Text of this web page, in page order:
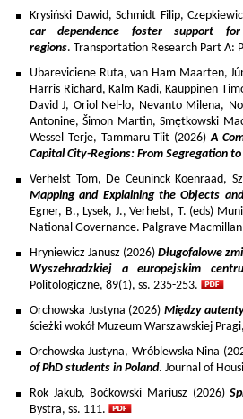
Krysiński Dawid, Schmidt Filip,
car dependence foster support
regions. Transportation Research Part A:
Ubareviciene Ruta, van Ham Maarten,
Harris Richard, Kalm Kadi, Kauppinen
David J, Oriol Nel-lo, Nevanto Milena,
Antonine, Šimon Martin, Smętkowski
Wessel Terje, Tammaru Tiit (2026)A
Capital City-Regions: From Segregation
Verhelst Tom, De Ceuninck Koenraad,
Mapping and Explaining the Objects
Egner, B., Lysek, J., Verhelst, T. (eds)
National Governance. Palgrave
Hryniewicz Janusz (2026) Długofalowe
Wyszehradzkiej a europejskim
Politologiczne, 89(1), ss. 235-253.
Orchowska Justyna (2026) Między
ścieżki wokół Muzeum Warszawskiej
Orchowska Justyna, Wróblewska Nina
of PhD students in Poland. Journal of
Rok Jakub, Boćkowski Mariusz (2026)
Bystra, ss. 111.